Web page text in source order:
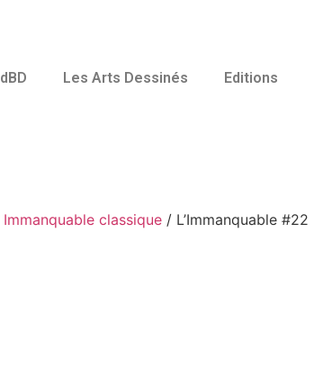
dBD Les Arts Dessinés Editions
Immanquable classique / L’Immanquable #22